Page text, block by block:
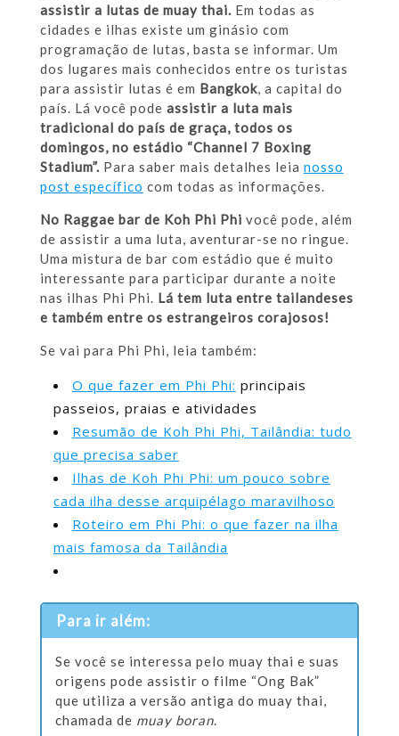
assistir a lutas de muay thai. Em todas as
cidades e ilhas existe um ginásio com
programação de lutas, basta se informar. Um
dos lugares mais conhecidos entre os turistas
para assistir lutas é em Bangkok, a capital do
país. Lá você pode assistir a luta mais
tradicional do país de graça, todos os
domingos, no estádio “Channel 7 Boxing
Stadium”. Para saber mais detalhes leia nosso
post específico com todas as informações.
No Raggae bar de Koh Phi Phi você pode, além
de assistir a uma luta, aventurar-se no ringue.
Uma mistura de bar com estádio que é muito
interessante para participar durante a noite
nas ilhas Phi Phi. Lá tem luta entre tailandeses
e também entre os estrangeiros corajosos!
Se vai para Phi Phi, leia também:
O que fazer em Phi Phi: principais
passeios, praias e atividades
Resumão de Koh Phi Phi, Tailândia: tudo
que precisa saber
Ilhas de Koh Phi Phi: um pouco sobre
cada ilha desse arquipélago maravilhoso
Roteiro em Phi Phi: o que fazer na ilha
mais famosa da Tailândia
Para ir além:
Se você se interessa pelo muay thai e suas
origens pode assistir o filme “Ong Bak”
que utiliza a versão antiga do muay thai,
chamada de muay boran.